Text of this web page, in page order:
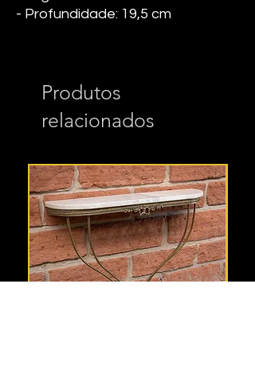
- Profundidade: 19,5 cm
Produtos
relacionados